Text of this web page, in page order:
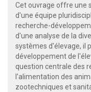
Cet ouvrage offre une
d'une équipe
recherche-
d'une analyse de la
systèmes d'élevage, il
développement de
question centrale des
l'alimentation des
zootechniques et